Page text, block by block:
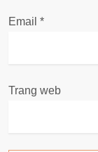
t
Email *
Trang web